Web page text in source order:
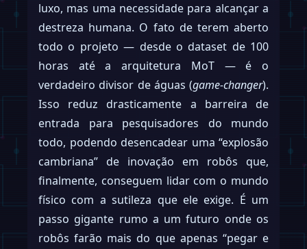
luxo, mas uma necessidade para alcançar a
destreza humana. O fato de terem aberto
todo o projeto — desde o dataset de 100
horas até a arquitetura MoT — é o
verdadeiro divisor de águas (game-changer).
Isso reduz drasticamente a barreira de
entrada para pesquisadores do mundo
todo, podendo desencadear uma “explosão
cambriana” de inovação em robôs que,
finalmente, conseguem lidar com o mundo
físico com a sutileza que ele exige. É um
passo gigante rumo a um futuro onde os
robôs farão mais do que apenas “pegar e